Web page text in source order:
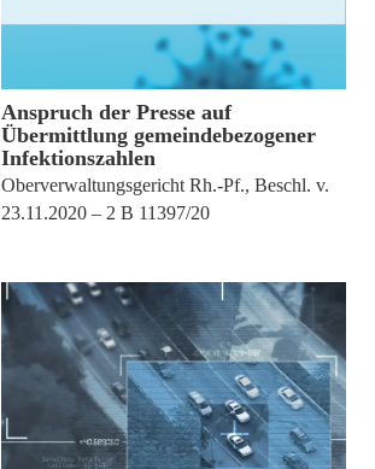
20. Juni 2022
Anspruch der Presse auf
Übermittlung gemeindebezogener
Infektionszahlen
Oberverwaltungsgericht Rh.-Pf., Beschl. v.
23.11.2020 – 2 B 11397/20